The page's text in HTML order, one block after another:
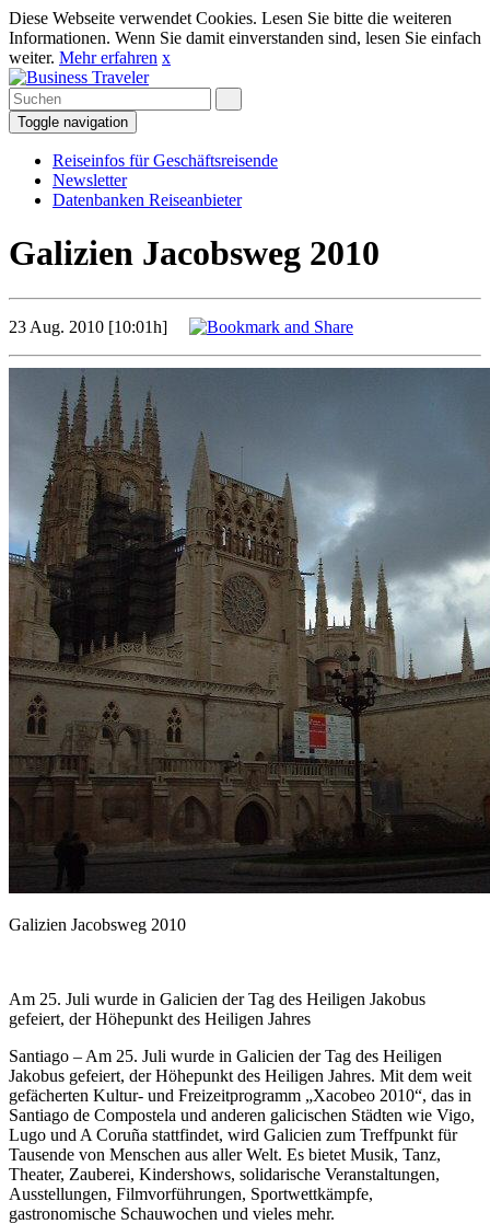
Diese Webseite verwendet Cookies. Lesen Sie bitte die weiteren
Informationen. Wenn Sie damit einverstanden sind, lesen Sie einfach
weiter. Mehr erfahren x
Toggle navigation
Reiseinfos für Geschäftsreisende
Newsletter
Datenbanken Reiseanbieter
Galizien Jacobsweg 2010
23 Aug. 2010 [10:01h]
Galizien Jacobsweg 2010
Am 25. Juli wurde in Galicien der Tag des Heiligen Jakobus
gefeiert, der Höhepunkt des Heiligen Jahres
Santiago – Am 25. Juli wurde in Galicien der Tag des Heiligen
Jakobus gefeiert, der Höhepunkt des Heiligen Jahres. Mit dem weit
gefächerten Kultur- und Freizeitprogramm „Xacobeo 2010“, das in
Santiago de Compostela und anderen galicischen Städten wie Vigo,
Lugo und A Coruña stattfindet, wird Galicien zum Treffpunkt für
Tausende von Menschen aus aller Welt. Es bietet Musik, Tanz,
Theater, Zauberei, Kindershows, solidarische Veranstaltungen,
Ausstellungen, Filmvorführungen, Sportwettkämpfe,
gastronomische Schauwochen und vieles mehr.